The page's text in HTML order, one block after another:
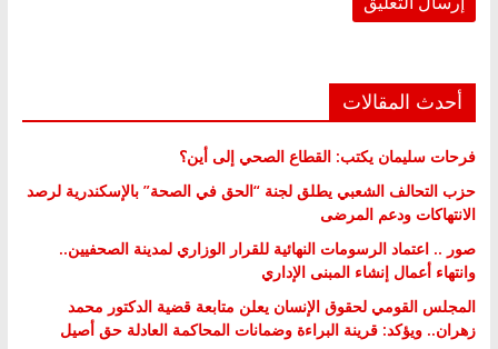
أحدث المقالات
فرحات سليمان يكتب: القطاع الصحي إلى أين؟
حزب التحالف الشعبي يطلق لجنة “الحق في الصحة” بالإسكندرية لرصد
الانتهاكات ودعم المرضى
صور .. اعتماد الرسومات النهائية للقرار الوزاري لمدينة الصحفيين..
وانتهاء أعمال إنشاء المبنى الإداري
المجلس القومي لحقوق الإنسان يعلن متابعة قضية الدكتور محمد
زهران.. ويؤكد: قرينة البراءة وضمانات المحاكمة العادلة حق أصيل